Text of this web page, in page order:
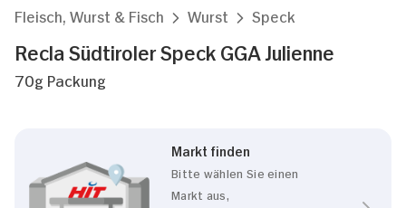
Fleisch, Wurst & Fisch Wurst Speck
Recla Südtiroler Speck GGA Julienne
70g Packung
Markt finden
Bitte wählen Sie einen
Markt aus,